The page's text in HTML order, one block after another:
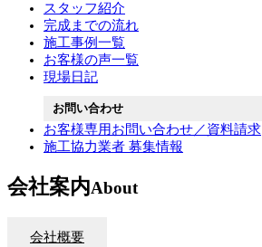
スタッフ紹介
完成までの流れ
施工事例一覧
お客様の声一覧
現場日記
お問い合わせ
お客様専用お問い合わせ／資料請求
施工協力業者 募集情報
会社案内About
会社概要